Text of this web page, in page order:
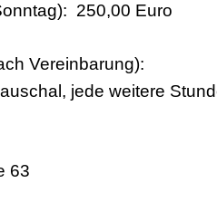
250,00 Euro
Vereinbarung):
jede weitere
63